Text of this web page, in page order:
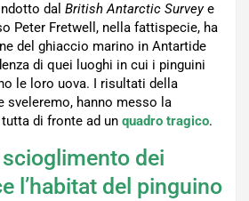
dal British Antarctic Surveye
Peter Fretwell, nella fattispecie, ha
del ghiaccio marino in Antartide
di quei luoghi in cui i pinguini
le loro uova. I risultati della
sveleremo, hanno messo la
di fronte ad un quadro tragico.
dei
l’habitat del pinguino